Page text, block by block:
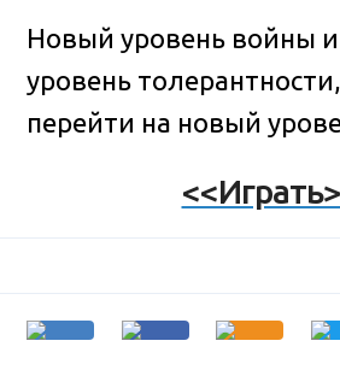
Новый уровень войны
уровень
перейти на новый